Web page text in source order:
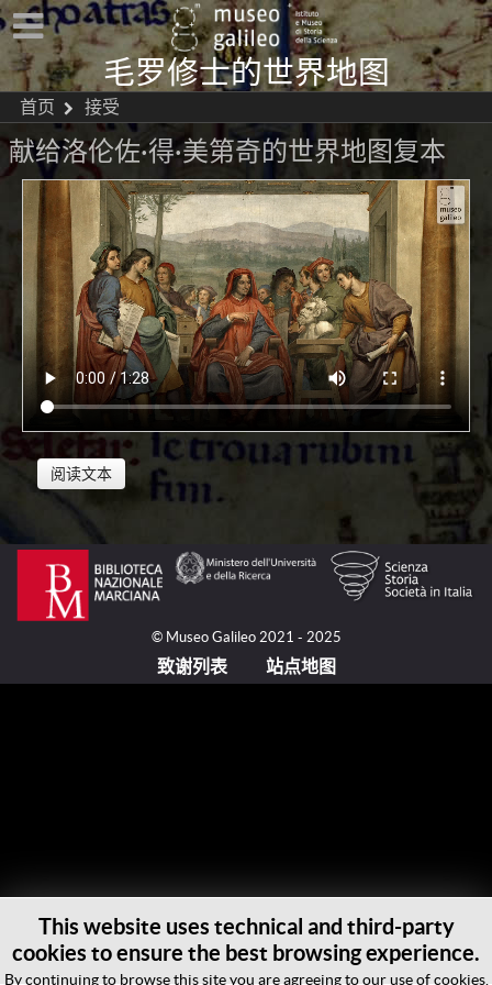
毛罗修士的世界地图
首页 接受
献给洛伦佐·得·美第奇的世界地图复本
阅读文本
在1478年和1480年之间，美第奇家族订制了毛罗
修士（Fra Mauro, 活跃于约1430-约1459/1464之间）
的世界地图的一件复本。圣弥额尔修道院院长彼得罗·
多尔芬（Pietro Dolfin, 1444-1525），他之后成为卡马
尔多利修会的长上。他把一些卷轴式说明翻译成拉丁
文，收录在一部后来丢失的著作中。多尔芬本人为这幅
1416-1469）的友谊，由吉罗拉莫·萨佛纳罗拉
（Girolamo Savonarola, 1452-1498）所领导的反对美
第奇的人民暴动阻碍他去直接转写当时保存在拉加路
© Museo Galileo 2021 - 2025
致谢列表 站点地图
This website uses technical and third-party
cookies to ensure the best browsing experience.
By continuing to browse this site you are agreeing to our use of cookies.